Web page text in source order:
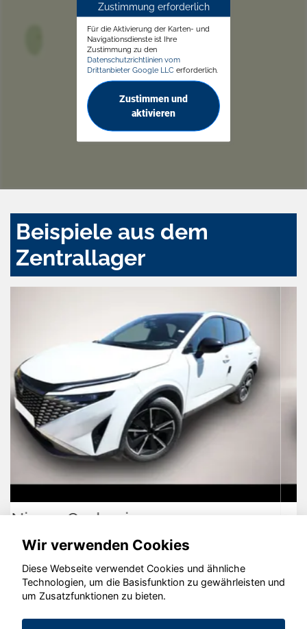
Zustimmung erforderlich
Für die Aktivierung der Karten- und
Navigationsdienste ist Ihre
Zustimmung zu den
Datenschutzrichtlinien vom
Drittanbieter Google LLC erforderlich.
Zustimmen und
aktivieren
Beispiele aus dem
Zentrallager
Renault Clio
© konjunkturmotor.de GmbH 2020 - 2026
Wir verwenden Cookies
Diese Webseite verwendet Cookies und ähnliche
Technologien, um die Basisfunktion zu gewährleisten und
um Zusatzfunktionen zu bieten.